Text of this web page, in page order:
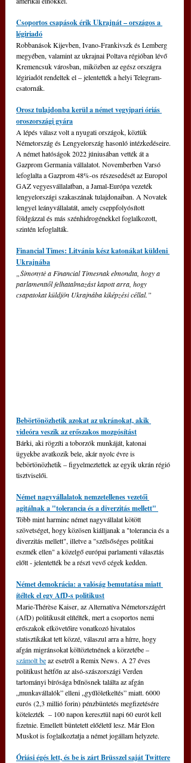
Csoportos csapások érik Ukrajnát – országos a
légiriadó
Robbanások Kijevben, Ivano-Frankivszk és Lemberg
megyében, valamint az ukrajnai Poltava régióban lévő
Kremencsuk városban, miközben az egész országra
légiriadót rendeltek el – jelentették a helyi Telegram-
csatornák.
Orosz tulajdonba kerül a német vegyipari óriás
oroszországi gyára
A lépés válasz volt a nyugati országok, köztük
Németország és Lengyelország hasonló intézkedéseire.
A német hatóságok 2022 júniusában vették át a
Gazprom Germania vállalatot. Novemberben Varsó
lefoglalta a Gazprom 48%-os részesedését az Europol
GAZ vegyesvállalatban, a Jamal-Európa vezeték
lengyelországi szakaszának tulajdonaiban. A Novatek
lengyel leányvállalatát, amely cseppfolyósított
földgázzal és más szénhidrogénekkel foglalkozott,
szintén lefoglalták.
Financial Times: Litvánia kész katonákat küldeni
Ukrajnába
„Šimonytė a Financial Timesnak elmondta, hogy a
parlamenttől felhatalmazást kapott arra, hogy
csapatokat küldjön Ukrajnába kiképzési céllal.”
Bebörtönözhetik azokat az ukránokat, akik
videóra veszik az erőszakos mozgósítást
Bárki, aki rögzíti a toborzók munkáját, katonai
ügyekbe avatkozik bele, akár nyolc évre is
bebörtönözhetik – figyelmeztettek az egyik ukrán régió
tisztviselői.
Német nagyvállalatok nemzetellenes vezetői
agitálnak a "tolerancia és a diverzitás mellett"
Több mint harminc német nagyvállalat kötött
szövetséget, hogy közösen kiálljanak a "tolerancia és a
diverzitás mellett", illetve a "szélsőséges politikai
eszmék ellen" a közelgő európai parlamenti választás
előtt - jelentették be a részt vevő cégek kedden.
Német demokrácia: a valóság bemutatása miatt
ítéltek el egy AfD-s politikust
Marie-Thérèse Kaiser, az Alternatíva Németországért
(AfD) politikusát elítélték, mert a csoportos nemi
erőszakok elkövetőire vonatkozó hivatalos
statisztikákat tett közzé, válaszul arra a hírre, hogy
afgán migránsokat költöztetnének a körzetébe –
számolt be az esetről a Remix News. A 27 éves
politikust hétfőn az alsó-szászországi Verden
tartományi bírósága bűnösnek találta az afgán
„munkavállalók” elleni „gyűlöletkeltés” miatt. 6000
eurós (2,3 millió forin) pénzbüntetés megfizetésére
kötelezték  – 100 napon keresztül napi 60 eurót kell
fizetnie. Emellett büntetett előéletű lesz. Már Elon
Muskot is foglalkoztatja a német jogállam helyzete.
Óriási égés lett, és be is zárt Brüsszel saját Twittere